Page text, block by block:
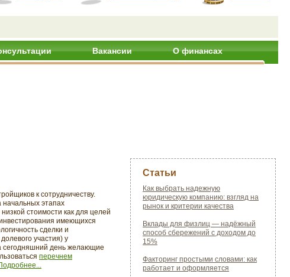
Вакансии О финансах
к сотрудничеству.
начальных этапах
стоимости как для целей
имеющихся
сделки и
участия) у
сегодняшний день желающие
перечнем
Статьи
Как выбрать надежную
юридическую компанию: взгляд на
рынок и критерии качества
Вклады для физлиц — надёжный
способ сбережений с доходом до
15%
Факторинг простыми словами: как
работает и оформляется